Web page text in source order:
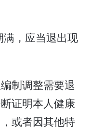
，应当退出现
制调整需要退
证明本人健康
或者因其他特